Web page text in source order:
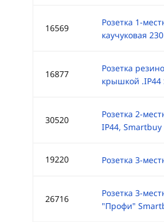
16569
Розетка 1-
каучуковая
16877
Розетка
крышкой .IP44
30520
Розетка 2-
IP44, Smartbuy
19220 Розетка 3-
26716
Розетка 3-
"Профи"